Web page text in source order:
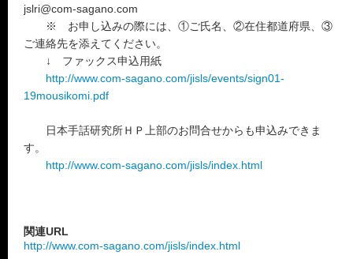
jslri@com-sagano.com
※ お申し込みの際には、①ご氏名、②在住都道府県、③
ご連絡先を添えてください。
↓ ファックス申込用紙
http://www.com-sagano.com/jisls/events/sign01-
19mousikomi.pdf
日本手話研究所ＨＰ上部のお問合せからも申込みできま
す。
http://www.com-sagano.com/jisls/index.html
関連URL
http://www.com-sagano.com/jisls/index.html